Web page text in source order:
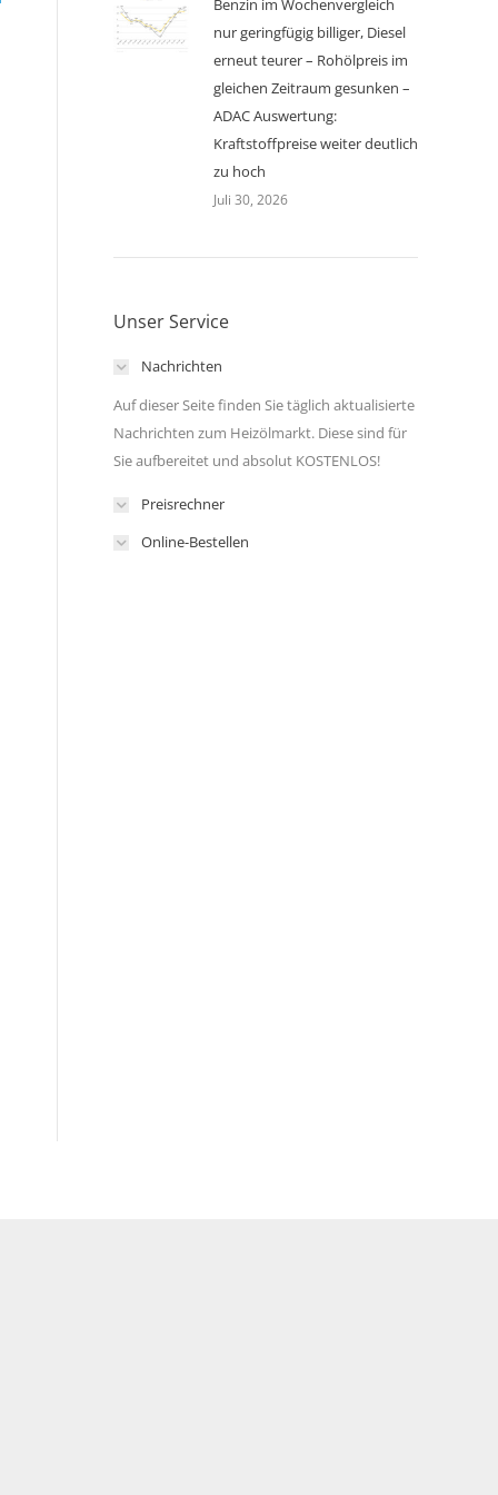
Benzin im Wochenvergleich
nur geringfügig billiger, Diesel
erneut teurer – Rohölpreis im
gleichen Zeitraum gesunken –
ADAC Auswertung:
Kraftstoffpreise weiter deutlich
zu hoch
Juli 30, 2026
Unser Service
Nachrichten
Auf dieser Seite finden Sie täglich aktualisierte
Nachrichten zum Heizölmarkt. Diese sind für
Sie aufbereitet und absolut KOSTENLOS!
Preisrechner
Online-Bestellen